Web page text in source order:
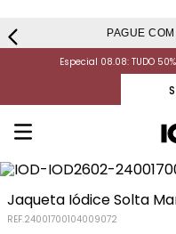
PAGUE
Especial 08.08: TUDO
Jaqueta Iódice Solta
REF.24001700104009072